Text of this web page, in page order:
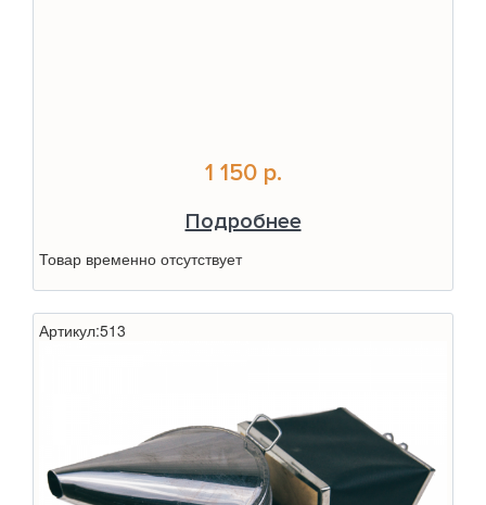
1 150 р.
Подробнее
Товар временно отсутствует
Артикул:513